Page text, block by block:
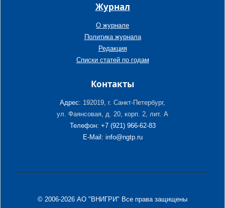
Журнал
О журнале
Политика журнала
Редакция
Списки статей по годам
Контакты
Адрес: 192019, г. Санкт-Петербург,
ул. Фаянсовая, д. 20, корп. 2, лит. А
Телефон: +7 (921) 966-62-83
E-Mail: info@ngtp.ru
© 2006-2026 АО "ВНИГРИ" Все права защищены